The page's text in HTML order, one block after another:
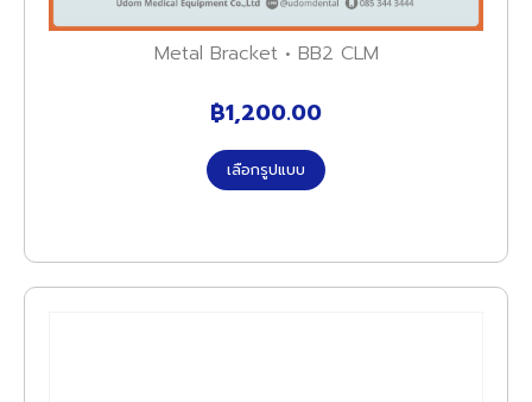
Metal Bracket • BB2 CLM
฿1,200.00
เลือกรูปแบบ